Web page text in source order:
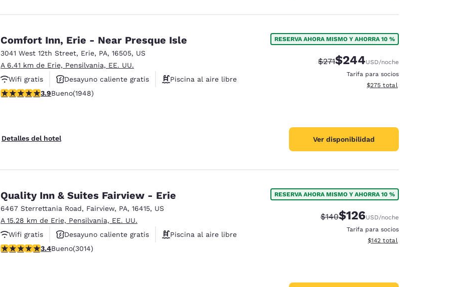
Comfort Inn, Erie - Near Presque Isle
3041 West 12th Street, Erie, PA, 16505, US
A 6.41 km de Erie, Pensilvania, EE. UU.
Wifi gratis
Desayuno caliente gratis
Piscina al aire libre
Calificación de 3.92 estrellas. Bueno. 1948 reseñas
3.9Bueno(1948)
Detalles del hotel
RESERVA AHORA MISMO Y AHORRA 10 %
Tarifa tachada:
$271Tarifa reducida:
$244USD/noche
Tarifa para socios
Ver detalles totales
$275 total
Ver disponibilidad
Quality Inn & Suites Fairview - Erie
6467 Sterrettania Road, Fairview, PA, 16415, US
A 15.28 km de Erie, Pensilvania, EE. UU.
Wifi gratis
Desayuno caliente gratis
Piscina al aire libre
Calificación de 3.44 estrellas. Bueno. 3014 reseñas
3.4Bueno(3014)
RESERVA AHORA MISMO Y AHORRA 10 %
Tarifa tachada:
$140Tarifa reducida:
$126USD/noche
Tarifa para socios
Ver detalles totales
$142 total